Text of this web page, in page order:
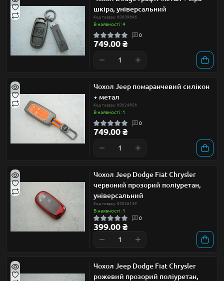
шкіра, універсальний
Код товару: 00009846
В наявності: 4
0
749.00 ₴
Чохол Jeep помаранчевий силікон
+ метал
Код товару: 00024858
В наявності: 1
0
749.00 ₴
Чохол Jeep Dodge Fiat Chrysler
червоний прозорий поліуретан,
універсальний
Код товару: 00026139
В наявності: 1
0
399.00 ₴
Чохол Jeep Dodge Fiat Chrysler
рожевий прозорий поліуретан,